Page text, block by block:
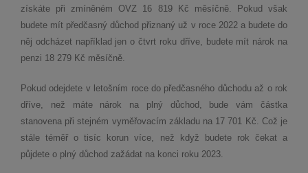
získáte při zmíněném OVZ 16 819 Kč měsíčně. Pokud však
budete mít předčasný důchod přiznaný už v roce 2022 a budete do
něj odcházet například jen o čtvrt roku dříve, budete mít nárok na
penzi 18 279 Kč měsíčně.
Pokud odejdete v letošním roce do předčasného důchodu až o rok
dříve, než máte nárok na plný důchod, bude vám částka
stanovena při stejném vyměřovacím základu na 17 701 Kč. Což je
stále téměř o tisíc korun více, než když budete rok čekat a
půjdete o plný důchod zažádat na konci roku 2023.